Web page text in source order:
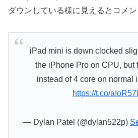
ダウンしている様に見えるとコメン
iPad mini is down clocked
the iPhone Pro on CPU, but
instead of 4 core on normal
https://t.co/
— Dylan Patel (@dylan522p)